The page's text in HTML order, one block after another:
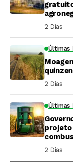
2 Dias ⁮
Últimas
2 Dias ⁮
Últimas
2 Dias ⁮